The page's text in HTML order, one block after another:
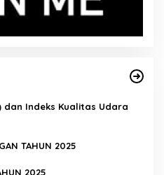
dan Indeks Kualitas Udara
TAHUN 2025
2025